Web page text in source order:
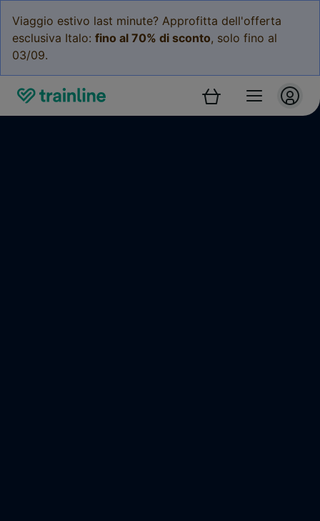
Viaggio estivo last minute? Approfitta dell'offerta
esclusiva Italo: fino al 70% di sconto, solo fino al
03/09.